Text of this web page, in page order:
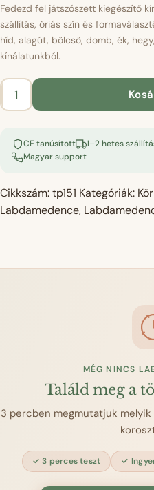
Fedezd fel játszószett kiegészítő
szállítás, óriás szín és
híd, alagút, bölcső, domb, ék,
kínálatunkból.
Labdamedence
domb
lila
mennyiség
CE tanúsított 1–2 hetes
Magyar support
Cikkszám:tp151 Kategóriák:
Labdamedence,
MÉG NINCS
Találd meg a
3 percben megmutatjuk
3 perces teszt